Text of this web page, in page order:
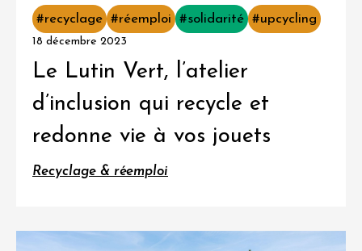
#recyclage #réemploi #solidarité #upcycling
18 décembre 2023
Le Lutin Vert, l’atelier
d’inclusion qui recycle et
redonne vie à vos jouets
Recyclage & réemploi